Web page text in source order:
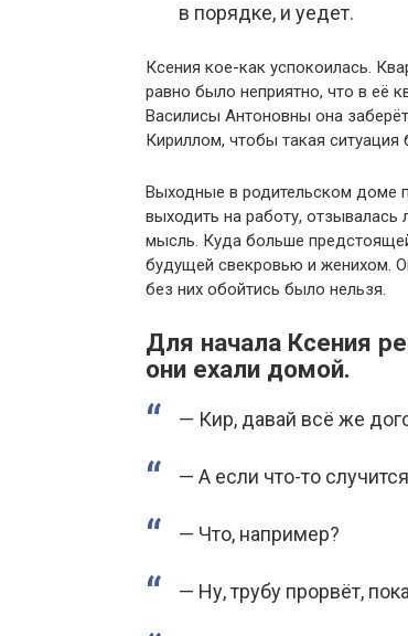
в порядке, и уедет.
Ксения кое-как успокоилась.
равно было неприятно, что в её
Василисы Антоновны она
Кириллом, чтобы такая ситуация
Выходные в родительском доме
выходить на работу,
мысль. Куда больше
будущей свекровью и женихом.
без них обойтись было нельзя.
Для начала Ксения
они ехали домой.
— Кир, давай всё же
— А если что-то
— Что, например?
— Ну, трубу прорвёт,